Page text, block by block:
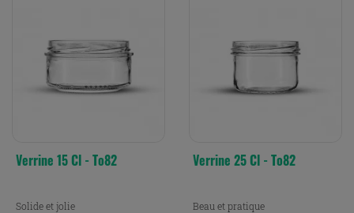
Verrine 15 Cl - To82
Solide et jolie
Verrine 25 Cl - To82
Beau et pratique